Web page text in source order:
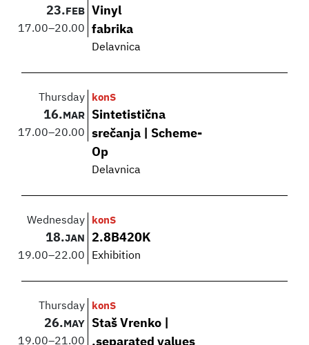
23. FEB
17.00–20.00
Vinyl
fabrika
Delavnica
Thursday
16. MAR
17.00–20.00
konS
Sintetistična
srečanja | Scheme-
Op
Delavnica
Wednesday
18.JAN
19.00–22.00
konS
2.8B420K
Exhibition
Thursday
26. MAY
19.00–21.00
konS
Staš Vrenko |
,separated values